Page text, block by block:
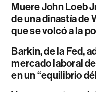
Muere John Loeb
de una dinastía de
que se volcó a la
Barkin, de la Fed,
mercado laboral
en un “equilibrio